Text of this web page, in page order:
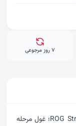
۷ روز مرجوعی
معرفی لپ تاپ ایسوس ROG Strix SCAR 16 G635LX؛ غول مرحله